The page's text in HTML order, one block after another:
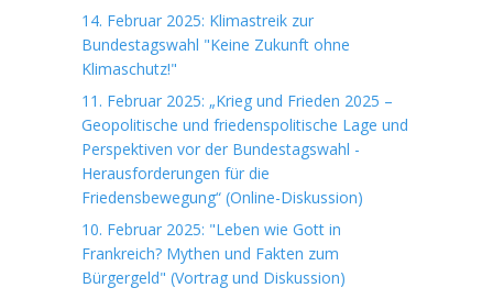
14. Februar 2025: Klimastreik zur
Bundestagswahl "Keine Zukunft ohne
Klimaschutz!"
11. Februar 2025: „Krieg und Frieden 2025 –
Geopolitische und friedenspolitische Lage und
Perspektiven vor der Bundestagswahl -
Herausforderungen für die
Friedensbewegung“ (Online-Diskussion)
10. Februar 2025: "Leben wie Gott in
Frankreich? Mythen und Fakten zum
Bürgergeld" (Vortrag und Diskussion)